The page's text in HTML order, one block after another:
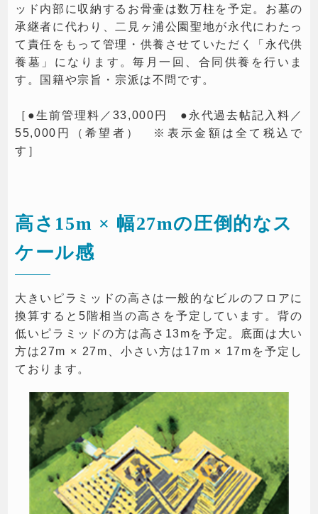
ッド内部に収納するお骨壷は数万柱を予定。お墓の
承継者に代わり、二見ヶ浦公園聖地が永代にわたっ
て責任をもって管理・供養させていただく「永代供
養墓」になります。毎月一回、合同供養を行いま
す。国籍や宗旨・宗派は不問です。
［●生前管理料／33,000円 ●永代過去帖記入料／
55,000円（希望者） ※表示金額は全て税込で
す］
高さ15m × 幅27mの圧倒的なス
ケール感
大きいピラミッドの高さは一般的なビルのフロアに
換算すると5階相当の高さを予定しています。背の
低いピラミッドの方は高さ13mを予定。底面は大い
方は27m × 27m、小さい方は17m × 17mを予定し
ております。